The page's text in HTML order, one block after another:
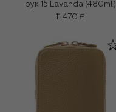
рук 15 Lavanda (480ml)
11 470 ₽